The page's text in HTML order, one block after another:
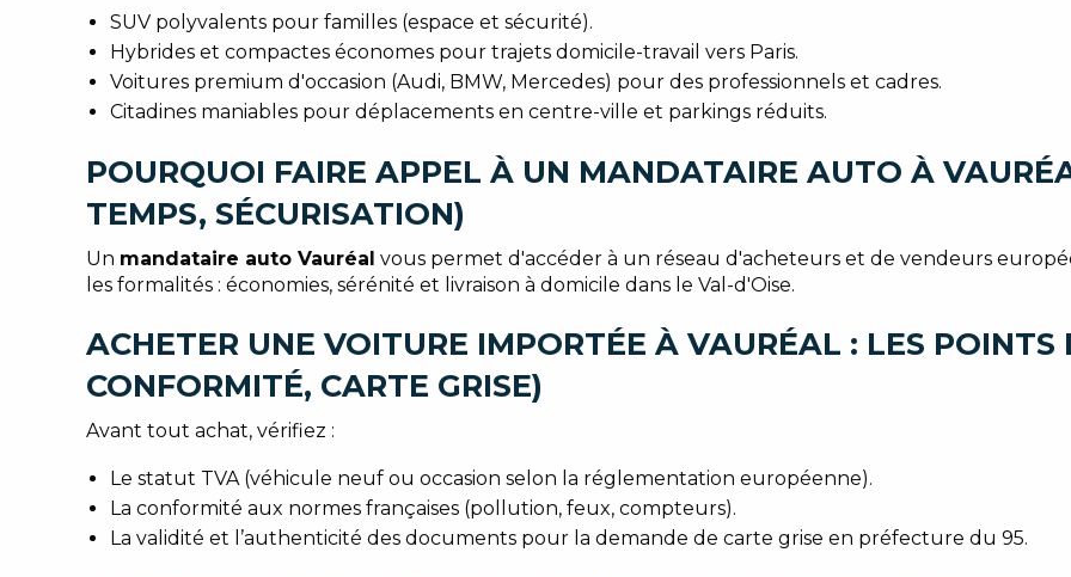
SUV polyvalents pour familles (espace et sécurité).
Hybrides et compactes économes pour trajets domicile-travail vers Paris.
Voitures premium d'occasion (Audi, BMW, Mercedes) pour des professionnels et cadres.
Citadines maniables pour déplacements en centre-ville et parkings réduits.
POURQUOI FAIRE APPEL À UN MANDATAIRE AUTO À
TEMPS, SÉCURISATION)
Un mandataire auto Vauréal vous permet d'accéder à un réseau d'acheteurs et de vendeurs
les formalités : économies, sérénité et livraison à domicile dans le Val-d'Oise.
ACHETER UNE VOITURE IMPORTÉE À VAURÉAL : LES POINTS
CONFORMITÉ, CARTE GRISE)
Avant tout achat, vérifiez :
Le statut TVA (véhicule neuf ou occasion selon la réglementation européenne).
La conformité aux normes françaises (pollution, feux, compteurs).
La validité et l’authenticité des documents pour la demande de carte grise en préfecture du 95.